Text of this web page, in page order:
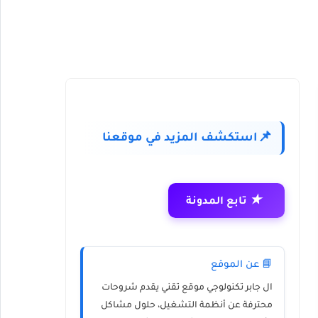
📌 استكشف المزيد في موقعنا
★ تابع المدونة
📘 عن الموقع
ال جابر تكنولوجي موقع تقني يقدم شروحات
محترفة عن أنظمة التشغيل، حلول مشاكل